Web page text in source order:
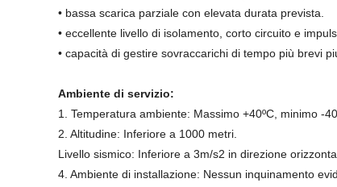
• bassa scarica parziale con elevata durata prevista.
• eccellente livello di isolamento, corto circuito e
• capacità di gestire sovraccarichi di tempo più brevi
Ambiente di servizio:
1. Temperatura ambiente: Massimo +40ºC, minimo -
2. Altitudine: Inferiore a 1000 metri.
Livello sismico: Inferiore a 3m/s2 in direzione
4. Ambiente di installazione: Nessun inquinamento